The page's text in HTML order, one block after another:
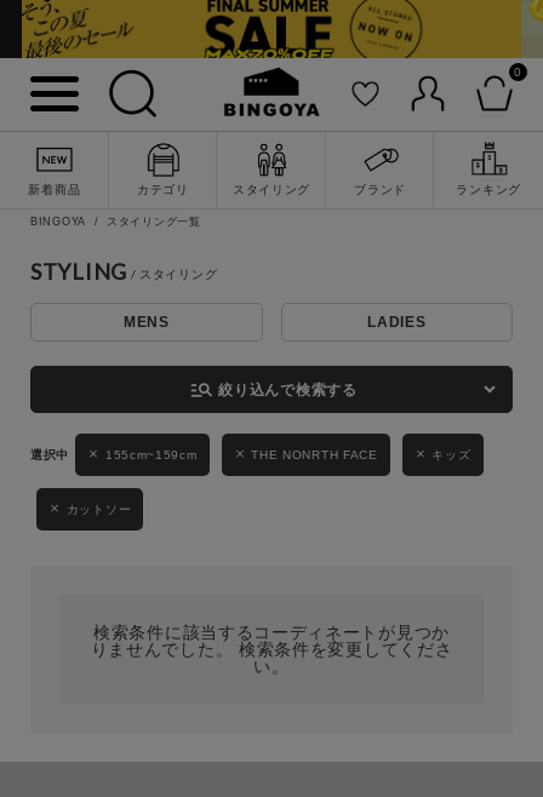
0
新着商品 カテゴリ スタイリング ブランド ランキング
詳細検索
キーワード
性別
MENS LADIES KIDS
ブランド
BINGOYA スタイリング一覧
STYLING
MENS LADIES
manage_search 絞り込んで検索する
155cm~159cm THE NONRTH FACE キッズ
カットソー
検索条件に該当するコーディネートが見つか
りませんでした。 検索条件を変更してくださ
い。